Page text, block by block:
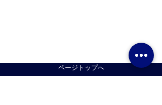
ページトップへ